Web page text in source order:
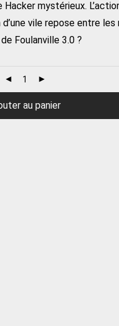
mystérieux.
vile repose entre
Foulanville 3.0 ?
au panier